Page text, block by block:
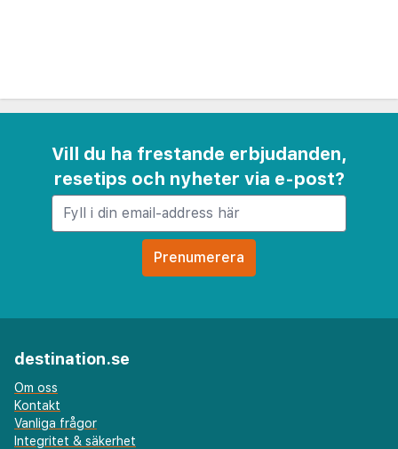
utsikten från deras trädgården. Här erbjuds en gratis
frukost att ta med dagligen mellan 09.00 och 10.00.
Parkeringsavgift: EUR 10 per dag
Det är möjligt att listan ovan inte är fullständig,
samt att avgifter och depositioner inte inkluderar
skatt. Observera att dessa kan komma att ändras.
Vill du ha frestande erbjudanden,
resetips och nyheter via e-post?
destination.se
Om oss
Kontakt
Vanliga frågor
Integritet & säkerhet